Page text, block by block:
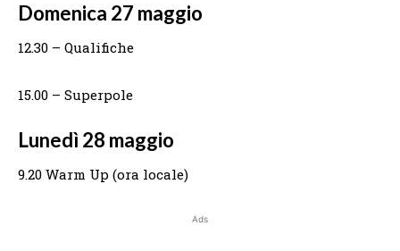
Domenica 27 maggio
12.30 – Qualifiche
15.00 – Superpole
Lunedì 28 maggio
9.20 Warm Up (ora locale)
Ads